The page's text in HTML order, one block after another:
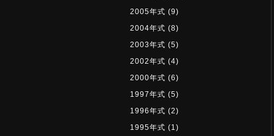
2005年式 (9)
2004年式 (8)
2003年式 (5)
2002年式 (4)
2000年式 (6)
1997年式 (5)
1996年式 (2)
1995年式 (1)